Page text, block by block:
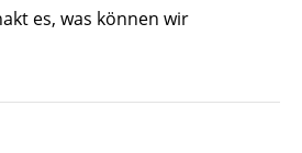
es, was können wir